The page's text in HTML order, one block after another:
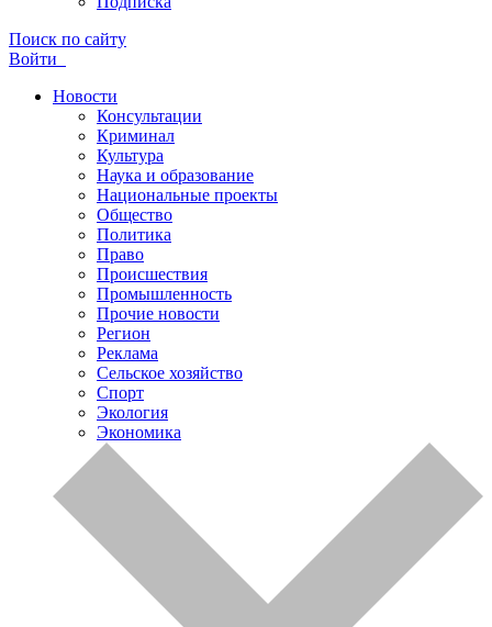
Поиск по сайту
Войти
Новости
Консультации
Криминал
Культура
Наука и образование
Национальные проекты
Общество
Политика
Право
Происшествия
Промышленность
Прочие новости
Регион
Реклама
Сельское хозяйство
Спорт
Экология
Экономика